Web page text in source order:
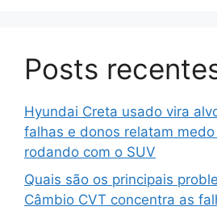
Posts
Hyundai Creta usado vira
falhas e donos relatam
rodando com o SUV
Quais são os principais
Câmbio CVT concentra as